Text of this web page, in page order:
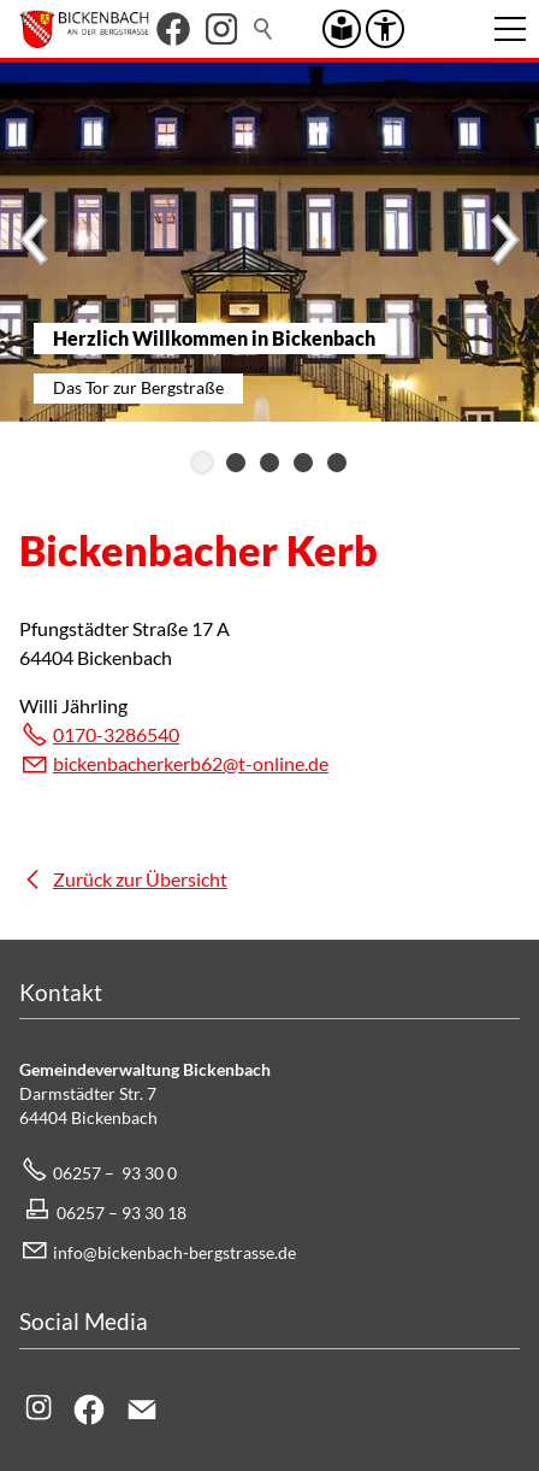
Herzlich Willkommen in Bickenbach
Das Tor zur Bergstraße
Bickenbacher Kerb
Pfungstädter Straße 17 A
64404 Bickenbach
Willi Jährling
0170-3286540
b ck nb ch rk rb62 t- nl n d
Zurück zur Übersicht
Kontakt
Gemeindeverwaltung Bickenbach
Darmstädter Str. 7
64404 Bickenbach
06257 – 93 30 0
06257 – 93 30 18
info@bickenbach-bergstrasse.de
Social Media